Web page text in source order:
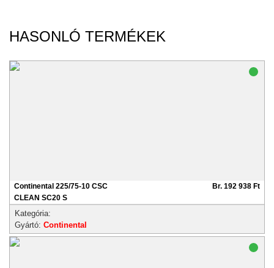
HASONLÓ TERMÉKEK
Continental 225/75-10 CSC
CLEAN SC20 S
Br. 192 938 Ft
Kategória:
Gyártó: Continental